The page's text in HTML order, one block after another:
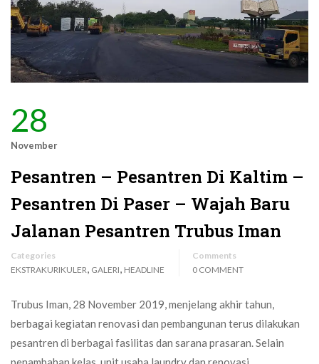
28
November
Pesantren – Pesantren Di Kaltim –
Pesantren Di Paser – Wajah Baru
Jalanan Pesantren Trubus Iman
Categories
EKSTRAKURIKULER, GALERI, HEADLINE
Comments
0 COMMENT
Trubus Iman, 28 November 2019, menjelang akhir tahun,
berbagai kegiatan renovasi dan pembangunan terus dilakukan
pesantren di berbagai fasilitas dan sarana prasaran. Selain